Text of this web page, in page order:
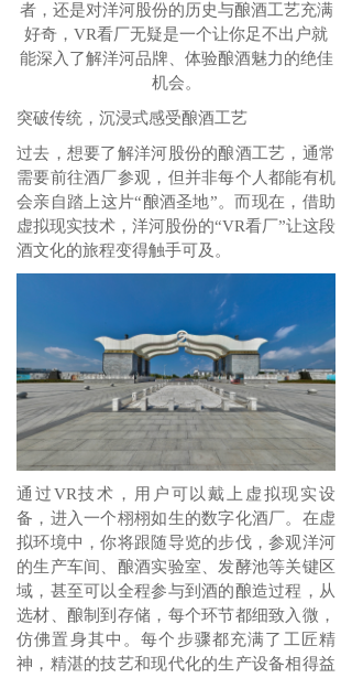
者，还是对洋河股份的历史与酿酒工艺充满
好奇，VR看厂无疑是一个让你足不出户就
能深入了解洋河品牌、体验酿酒魅力的绝佳
机会。
突破传统，沉浸式感受酿酒工艺
过去，想要了解洋河股份的酿酒工艺，通常
需要前往酒厂参观，但并非每个人都能有机
会亲自踏上这片“酿酒圣地”。而现在，借助
虚拟现实技术，洋河股份的“VR看厂”让这段
酒文化的旅程变得触手可及。
通过VR技术，用户可以戴上虚拟现实设
备，进入一个栩栩如生的数字化酒厂。在虚
拟环境中，你将跟随导览的步伐，参观洋河
的生产车间、酿酒实验室、发酵池等关键区
域，甚至可以全程参与到酒的酿造过程，从
选材、酿制到存储，每个环节都细致入微，
仿佛置身其中。每个步骤都充满了工匠精
神，精湛的技艺和现代化的生产设备相得益